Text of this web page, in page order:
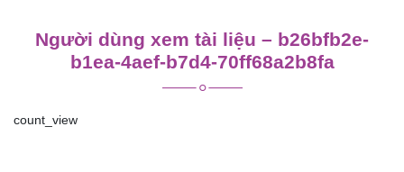
Người dùng xem tài liệu – b26bfb2e-
b1ea-4aef-b7d4-70ff68a2b8fa
count_view